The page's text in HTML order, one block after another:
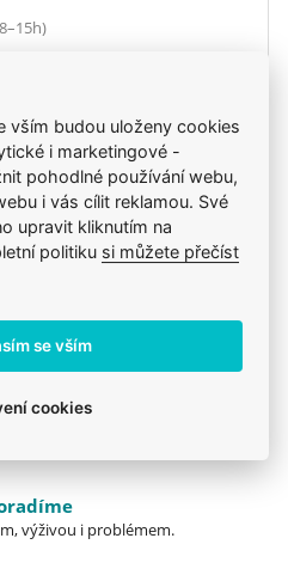
přispívá ke zdraví
Nízký obsah hořčíku a
udržet optimální pH moči
– BEZ konzervantů –
kategoriích9
kočky
Brit Care
Kočky
Brit
výživou i problémem.
vším budou uloženy cookies
i marketingové -
pohodlné používání webu,
i vás cílit reklamou. Své
upravit kliknutím na
politiku si můžete přečíst
se vším
cookies